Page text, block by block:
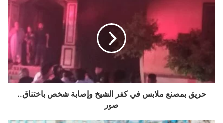
حريق بمصنع ملابس في كفر الشيخ وإصابة شخص باختناق..
صور